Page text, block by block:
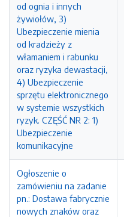
od ognia i innych
żywiołów, 3)
Ubezpieczenie mienia
od kradzieży z
włamaniem i rabunku
oraz ryzyka dewastacji,
4) Ubezpieczenie
sprzętu elektronicznego
w systemie wszystkich
ryzyk. CZĘŚĆ NR 2: 1)
Ubezpieczenie
komunikacyjne
Ogłoszenie o
zamówieniu na zadanie
pn.: Dostawa fabrycznie
nowych znaków oraz